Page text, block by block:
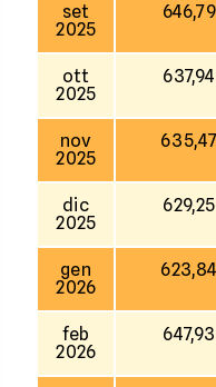
set
2025
ott
2025
nov
2025
dic
2025
gen
2026
feb
2026